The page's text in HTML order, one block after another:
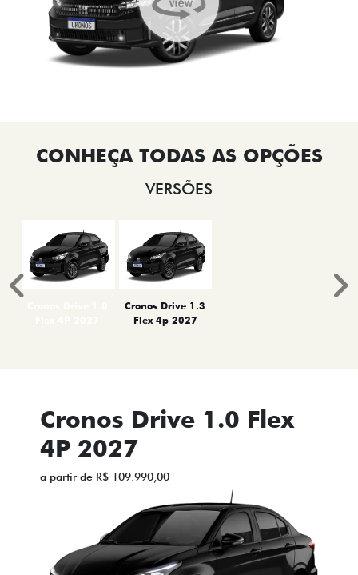
VERSÕES
Cronos Drive 1.3
Flex 4p 2027
Anterior
Cronos Drive 1.0 Flex
4P 2027
a partir de R$ 109.990,00